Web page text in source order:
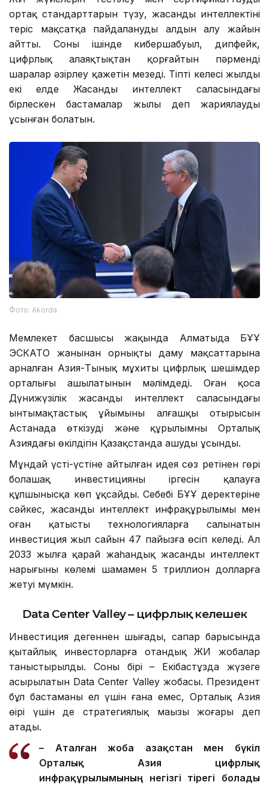
ортақ стандарттарын түзу, жасанды интеллектіні
теріс мақсатқа пайдаланудың алдын алу жайын
айтты. Соның ішінде кибершабуыл, дипфейк,
цифрлық алаяқтықтан қорғайтын пәрменді
шаралар әзірлеу қажетін меңзеді. Тіпті келесі жылды
екі елде Жасанды интеллект саласындағы
бірлескен бастамалар жылы деп жариялауды
ұсынған болатын.
Фото: Аkorda
Мемлекет басшысы жақында Алматыда БҰҰ
ЭСКАТО жанынан орнықты даму мақсаттарына
арналған Азия-Тынық мұхиты цифрлық шешімдер
орталығы ашылатынын мәлімдеді. Оған қоса
Дүнижүзілік жасанды интеллект саласындағы
ынтымақтастық ұйымының алғашқы отырысын
Астанада өткізуді және құрылымның Орталық
Азиядағы өкілдігін Қазақстанда ашуды ұсынды.
Мұндай үсті-үстіне айтылған идея сөз ретінен гөрі
болашақ инвестицияның іргесін қалауға
құлшынысқа көп ұқсайды. Себебі БҰҰ деректеріне
сәйкес, жасанды интеллект инфрақұрылымы мен
оған қатысты технологияларға салынатын
инвестиция жыл сайын 47 пайызға өсіп келеді. Ал
2033 жылға қарай жаһандық жасанды интеллект
нарығының көлемі шамамен 5 триллион долларға
жетуі мүмкін.
Data Center Valley – цифрлық келешек
Инвестиция дегеннен шығады, сапар барысында
қытайлық инвесторларға отандық ЖИ жобалар
таныстырылды. Соның бірі – Екібастұзда жүзеге
асырылатын Data Center Valley жобасы. Президент
бұл бастаманы ел үшін ғана емес, Орталық Азия
өңірі үшін де стратегиялық маңызы жоғары деп
атады.
– Аталған жоба Қазақстан мен бүкіл
Орталық Азия цифрлық
инфрақұрылымының негізгі тірегі болады